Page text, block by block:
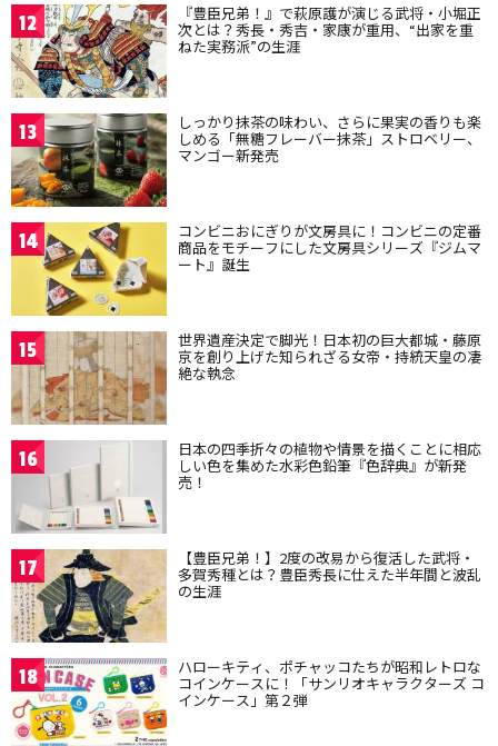
12 『豊臣兄弟！』で萩原護が演じる武将・小堀正
次とは？秀長・秀吉・家康が重用、“出家を重
ねた実務派”の生涯
13 しっかり抹茶の味わい、さらに果実の香りも楽
しめる「無糖フレーバー抹茶」ストロベリー、
マンゴー新発売
14 コンビニおにぎりが文房具に！コンビニの定番
商品をモチーフにした文房具シリーズ『ジムマ
ート』誕生
15 世界遺産決定で脚光！日本初の巨大都城・藤原
京を創り上げた知られざる女帝・持統天皇の凄
絶な執念
16 日本の四季折々の植物や情景を描くことに相応
しい色を集めた水彩色鉛筆『色辞典』が新発
売！
17 【豊臣兄弟！】2度の改易から復活した武将・
多賀秀種とは？豊臣秀長に仕えた半年間と波乱
の生涯
18 ハローキティ、ポチャッコたちが昭和レトロな
コインケースに！「サンリオキャラクターズ コ
インケース」第２弾